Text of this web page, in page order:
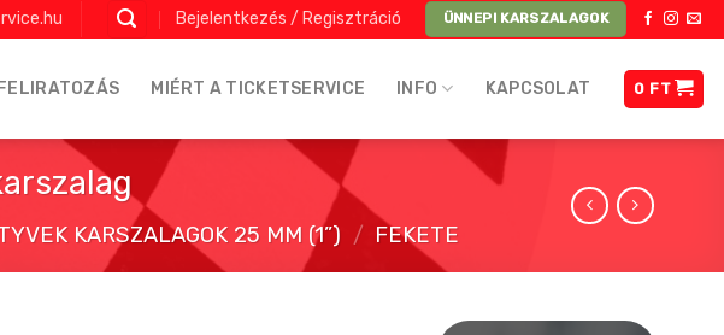
Bejelentkezés / Regisztráció ÜNNEPI KARSZALAGOK
FELIRATOZÁS MIÉRT A TICKETSERVICE INFO KAPCSOLAT 0 FT
KARSZALAGOK 25 MM (1”) / FEKETE